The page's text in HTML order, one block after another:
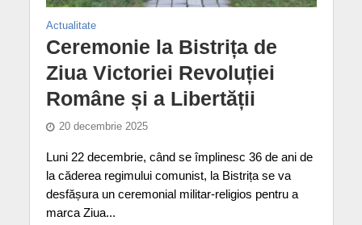
Actualitate
Ceremonie la Bistrița de
Ziua Victoriei Revoluției
Române și a Libertății
20 decembrie 2025
Luni 22 decembrie, când se împlinesc 36 de ani de
la căderea regimului comunist, la Bistrița se va
desfășura un ceremonial militar-religios pentru a
marca Ziua...